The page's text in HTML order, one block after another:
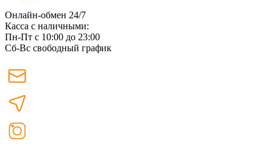
Онлайн-обмен 24/7
Касса с наличными:
Пн-Пт с 10:00 до 23:00
Сб-Вс свободный график